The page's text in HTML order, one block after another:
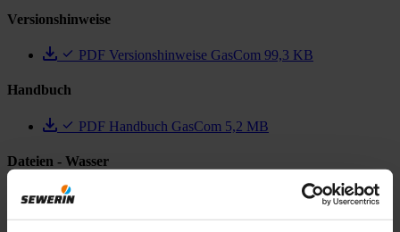
Versionshinweise
PDF Versionshinweise GasCom 99,3 KB
Handbuch
PDF Handbuch GasCom 5,2 MB
Dateien - Wasser
SeCorr® 05 V6.24 PC-Korrelator - Treiber